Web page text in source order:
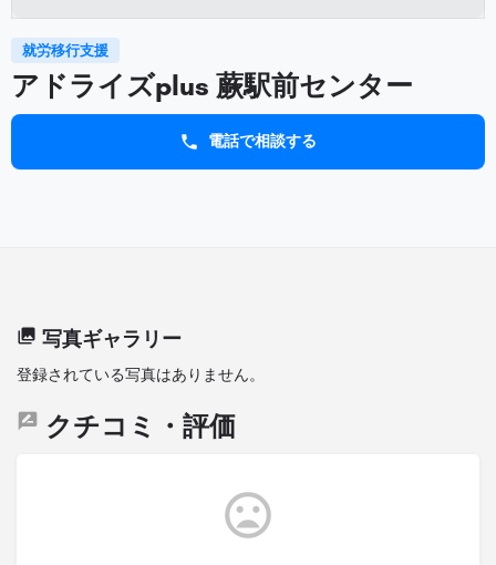
就労移行支援
アドライズplus 蕨駅前センター
電話で相談する
写真ギャラリー
登録されている写真はありません。
クチコミ・評価